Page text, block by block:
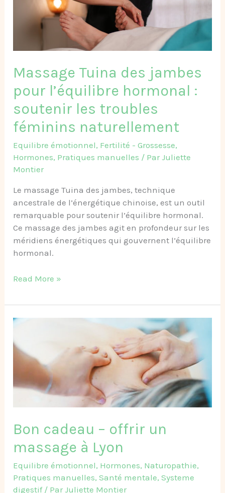
Massage Tuina des jambes
pour l’équilibre hormonal :
soutenir les troubles
féminins naturellement
Equilibre émotionnel, Fertilité - Grossesse,
Hormones, Pratiques manuelles / ParJuliette
Montier
Le massage Tuina des jambes, technique
ancestrale de l’énergétique chinoise, est un outil
remarquable pour soutenir l’équilibre hormonal.
Ce massage des jambes agit en profondeur sur les
méridiens énergétiques qui gouvernent l’équilibre
hormonal.
l’équilibre
hormonal
troubles
naturellement
Read More »
Bon cadeau – offrir un
massage à Lyon
Equilibre émotionnel, Hormones, Naturopathie,
Pratiques manuelles,Santé mentale,Systeme
digestif/ ParJuliette Montier
Bon
–
offrir
massage